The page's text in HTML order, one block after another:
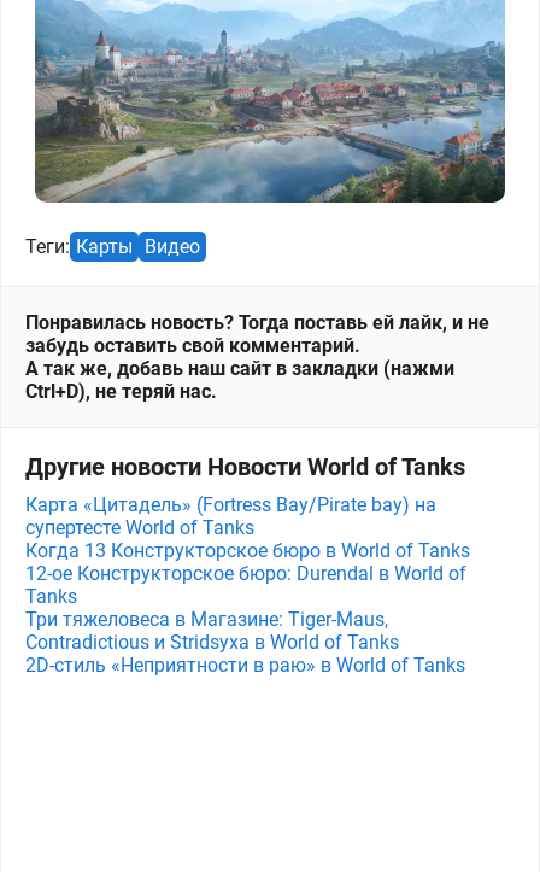
Теги: Карты Видео
Понравилась новость? Тогда поставь ей лайк, и не
забудь оставить свой комментарий.
А так же, добавь наш сайт в закладки (нажми
Ctrl+D), не теряй нас.
Другие новости Новости World of Tanks
Карта «Цитадель» (Fortress Bay/Pirate bay) на
супертесте World of Tanks
Когда 13 Конструкторское бюро в World of Tanks
12-ое Конструкторское бюро: Durendal в World of
Tanks
Три тяжеловеса в Магазине: Tiger-Maus,
Contradictious и Stridsyxa в World of Tanks
2D-стиль «Неприятности в раю» в World of Tanks